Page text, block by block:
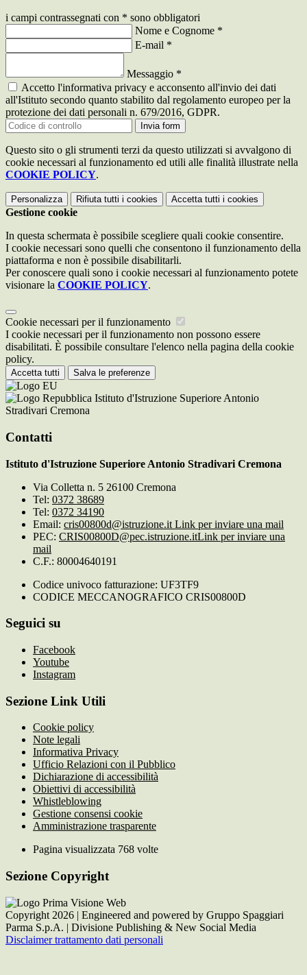
i campi contrassegnati con * sono obbligatori
Nome e Cognome *
E-mail *
Messaggio *
Accetto l'informativa privacy e acconsento all'invio dei dati
all'Istituto secondo quanto stabilito dal regolamento europeo per la
protezione dei dati personali n. 679/2016, GDPR.
Invia form
Questo sito o gli strumenti terzi da questo utilizzati si avvalgono di
cookie necessari al funzionamento ed utili alle finalità illustrate nella
COOKIE POLICY.
Personalizza Rifiuta tutti i cookies Accetta tutti i cookies
Gestione cookie
In questa schermata è possibile scegliere quali cookie consentire.
I cookie necessari sono quelli che consentono il funzionamento della
piattaforma e non è possibile disabilitarli.
Per conoscere quali sono i cookie necessari al funzionamento potete
visionare la COOKIE POLICY.
Cookie necessari per il funzionamento
I cookie necessari per il funzionamento non possono essere
disabilitati. È possibile consultare l'elenco nella pagina della cookie
policy.
Accetta tutti Salva le preferenze
Istituto d'Istruzione Superiore Antonio
Stradivari Cremona
Contatti
Istituto d'Istruzione Superiore Antonio Stradivari Cremona
Via Colletta n. 5 26100 Cremona
Tel: 0372 38689
Tel: 0372 34190
Email: cris00800d@istruzione.it Link per inviare una mail
PEC: CRIS00800D@pec.istruzione.itLink per inviare una
mail
C.F.: 80004640191
Codice univoco fatturazione: UF3TF9
CODICE MECCANOGRAFICO CRIS00800D
Seguici su
Facebook
Youtube
Instagram
Sezione Link Utili
Cookie policy
Note legali
Informativa Privacy
Ufficio Relazioni con il Pubblico
Dichiarazione di accessibilità
Obiettivi di accessibilità
Whistleblowing
Gestione consensi cookie
Amministrazione trasparente
Pagina visualizzata 768 volte
Sezione Copyright
Copyright 2026 | Engineered and powered by Gruppo Spaggiari
Parma S.p.A. | Divisione Publishing & New Social Media
Disclaimer trattamento dati personali